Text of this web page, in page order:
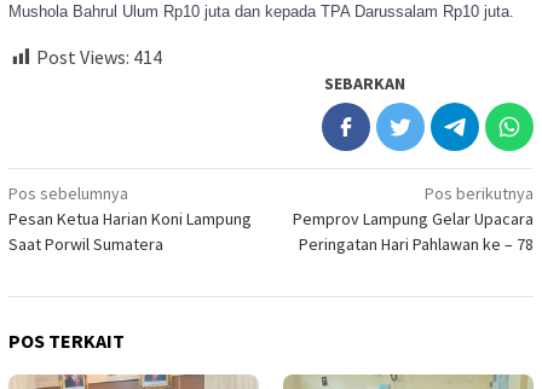
Mushola Bahrul Ulum Rp10 juta dan kepada TPA Darussalam Rp10 juta.
Post Views: 414
SEBARKAN
Navigasi
pos
Pos sebelumnya
Pesan Ketua Harian Koni Lampung
Saat Porwil Sumatera
Pos berikutnya
Pemprov Lampung Gelar Upacara
Peringatan Hari Pahlawan ke – 78
POS TERKAIT